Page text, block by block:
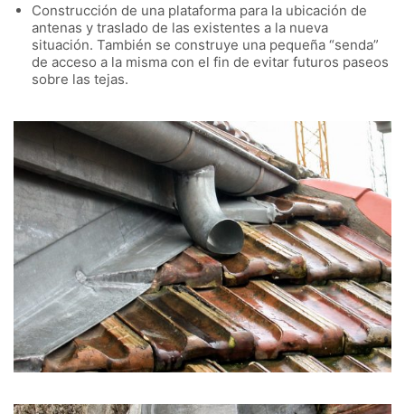
Construcción de una plataforma para la ubicación de
antenas y traslado de las existentes a la nueva
situación. También se construye una pequeña “senda”
de acceso a la misma con el fin de evitar futuros paseos
sobre las tejas.